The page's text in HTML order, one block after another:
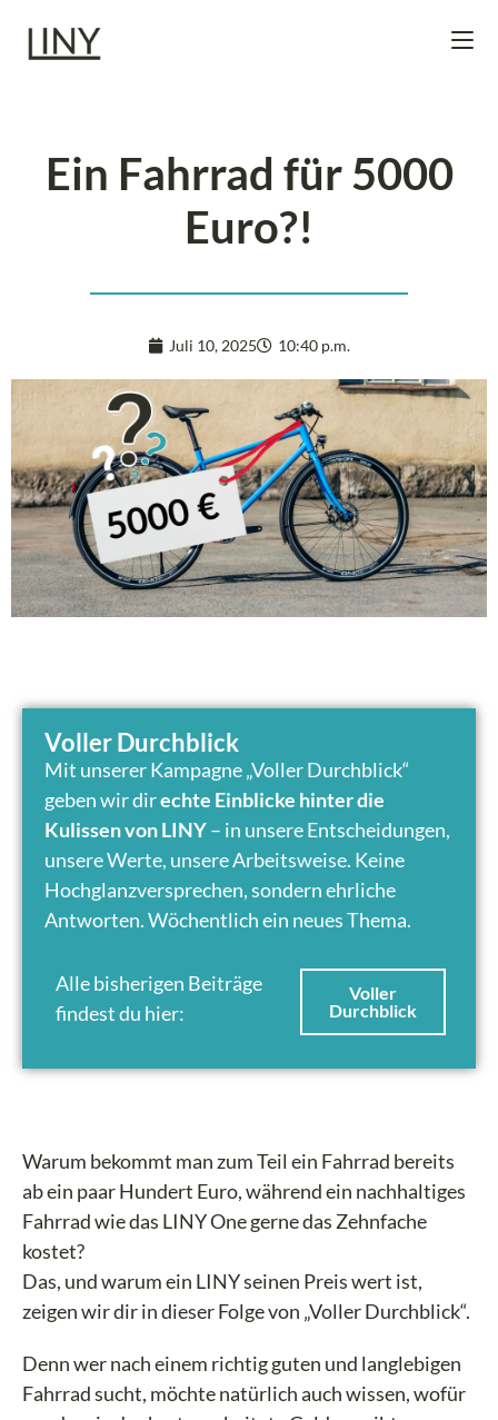
springen
Ein Fahrrad für 5000
Euro?!
Juli 10, 2025 10:40 p.m.
Voller Durchblick
Mit unserer Kampagne „Voller Durchblick“
geben wir direchte Einblicke hinter die
Kulissen von LINY– in unsere Entscheidungen,
unsere Werte, unsere Arbeitsweise. Keine
Hochglanzversprechen, sondern ehrliche
Antworten. Wöchentlich ein neues Thema.
Alle bisherigen Beiträge
findest du hier:
Voller
Durchblick
Warum bekommt man zum Teil ein Fahrrad bereits
ab ein paar Hundert Euro, während ein nachhaltiges
Fahrrad wie das LINY One gerne das Zehnfache
kostet?
Das, und warum ein LINY seinen Preis wert ist,
zeigen wir dir in dieser Folge von „Voller Durchblick“.
Denn wer nach einem richtig guten und langlebigen
Fahrrad sucht, möchte natürlich auch wissen, wofür